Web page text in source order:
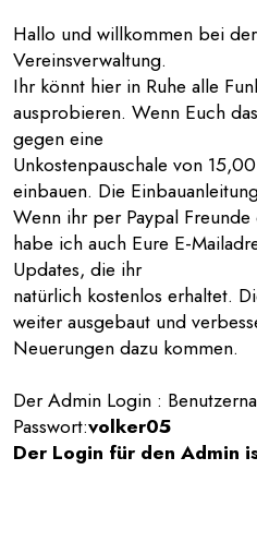
Hallo und willkommen bei
Vereinsverwaltung.
Ihr könnt hier in Ruhe alle
ausprobieren. Wenn Euch
gegen eine
Unkostenpauschale von
einbauen. Die
Wenn ihr per Paypal
habe ich auch Eure E-
Updates, die ihr
natürlich kostenlos erhaltet.
weiter ausgebaut und
Neuerungen dazu kommen.
Der Admin Login :
Passwort:volker05
Der Login für den Admin